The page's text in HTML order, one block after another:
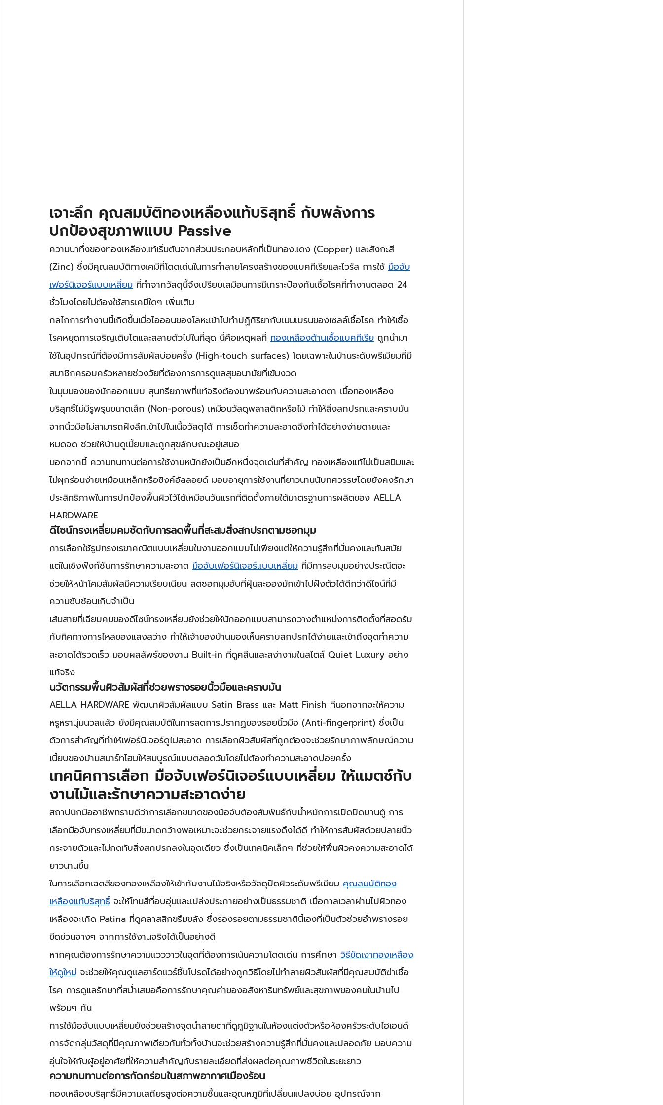
เจาะลึก คุณสมบัติทองเหลืองแท้บริสุทธิ์ กับพลังการ
ปกป้องสุขภาพแบบ Passive
ความน่าทึ่งของทองเหลืองแท้เริ่มต้นจากส่วนประกอบหลักที่เป็นทองแดง (Copper) และสังกะสี
(Zinc) ซึ่งมีคุณสมบัติทางเคมีที่โดดเด่นในการทำลายโครงสร้างของแบคทีเรียและไวรัส การใช้ มือจับ
เฟอร์นิเจอร์แบบเหลี่ยม ที่ทำจากวัสดุนี้จึงเปรียบเสมือนการมีเกราะป้องกันเชื้อโรคที่ทำงานตลอด 24
ชั่วโมงโดยไม่ต้องใช้สารเคมีใดๆ เพิ่มเติม
กลไกการทำงานนี้เกิดขึ้นเมื่อไอออนของโลหะเข้าไปทำปฏิกิริยากับเมมเบรนของเซลล์เชื้อโรค ทำให้เชื้อ
โรคหยุดการเจริญเติบโตและสลายตัวไปในที่สุด นี่คือเหตุผลที่ ทองเหลืองต้านเชื้อแบคทีเรีย ถูกนำมา
ใช้ในอุปกรณ์ที่ต้องมีการสัมผัสบ่อยครั้ง (High-touch surfaces) โดยเฉพาะในบ้านระดับพรีเมียมที่มี
สมาชิกครอบครัวหลายช่วงวัยที่ต้องการการดูแลสุขอนามัยที่เข้มงวด
ในมุมมองของนักออกแบบ สุนทรียภาพที่แท้จริงต้องมาพร้อมกับความสะอาดตา เนื้อทองเหลือง
บริสุทธิ์ไม่มีรูพรุนขนาดเล็ก (Non-porous) เหมือนวัสดุพลาสติกหรือไม้ ทำให้สิ่งสกปรกและคราบมัน
จากนิ้วมือไม่สามารถฝังลึกเข้าไปในเนื้อวัสดุได้ การเช็ดทำความสะอาดจึงทำได้อย่างง่ายดายและ
หมดจด ช่วยให้บ้านดูเนี้ยบและถูกสุขลักษณะอยู่เสมอ
นอกจากนี้ ความทนทานต่อการใช้งานหนักยังเป็นอีกหนึ่งจุดเด่นที่สำคัญ ทองเหลืองแท้ไม่เป็นสนิมและ
ไม่ผุกร่อนง่ายเหมือนเหล็กหรือซิงค์อัลลอยด์ มอบอายุการใช้งานที่ยาวนานนับทศวรรษโดยยังคงรักษา
ประสิทธิภาพในการปกป้องพื้นผิวไว้ได้เหมือนวันแรกที่ติดตั้งภายใต้มาตรฐานการผลิตของ AELLA
HARDWARE
ดีไซน์ทรงเหลี่ยมคมชัดกับการลดพื้นที่สะสมสิ่งสกปรกตามซอกมุม
การเลือกใช้รูปทรงเรขาคณิตแบบเหลี่ยมในงานออกแบบไม่เพียงแต่ให้ความรู้สึกที่มั่นคงและทันสมัย
แต่ในเชิงฟังก์ชันการรักษาความสะอาด มือจับเฟอร์นิเจอร์แบบเหลี่ยม ที่มีการลบมุมอย่างประณีตจะ
ช่วยให้หน้าโคมสัมผัสมีความเรียบเนียน ลดซอกมุมอับที่ฝุ่นละอองมักเข้าไปฝังตัวได้ดีกว่าดีไซน์ที่มี
ความซับซ้อนเกินจำเป็น
เส้นสายที่เฉียบคมของดีไซน์ทรงเหลี่ยมยังช่วยให้นักออกแบบสามารถวางตำแหน่งการติดตั้งที่สอดรับ
กับทิศทางการไหลของแสงสว่าง ทำให้เจ้าของบ้านมองเห็นคราบสกปรกได้ง่ายและเข้าถึงจุดทำความ
สะอาดได้รวดเร็ว มอบผลลัพธ์ของงาน Built-in ที่ดูคลีนและสง่างามในสไตล์ Quiet Luxury อย่าง
แท้จริง
นวัตกรรมพื้นผิวสัมผัสที่ช่วยพรางรอยนิ้วมือและคราบมัน
AELLA HARDWARE พัฒนาผิวสัมผัสแบบ Satin Brass และ Matt Finish ที่นอกจากจะให้ความ
หรูหรานุ่มนวลแล้ว ยังมีคุณสมบัติในการลดการปรากฏของรอยนิ้วมือ (Anti-fingerprint) ซึ่งเป็น
ตัวการสำคัญที่ทำให้เฟอร์นิเจอร์ดูไม่สะอาด การเลือกผิวสัมผัสที่ถูกต้องจะช่วยรักษาภาพลักษณ์ความ
เนี้ยบของบ้านสมาร์ทโฮมให้สมบูรณ์แบบตลอดวันโดยไม่ต้องทำความสะอาดบ่อยครั้ง
เทคนิคการเลือก มือจับเฟอร์นิเจอร์แบบเหลี่ยม ให้แมตช์กับ
งานไม้และรักษาความสะอาดง่าย
สถาปนิกมืออาชีพทราบดีว่าการเลือกขนาดของมือจับต้องสัมพันธ์กับน้ำหนักการเปิดปิดบานตู้ การ
เลือกมือจับทรงเหลี่ยมที่มีขนาดกว้างพอเหมาะจะช่วยกระจายแรงดึงได้ดี ทำให้การสัมผัสด้วยปลายนิ้ว
กระจายตัวและไม่กดทับสิ่งสกปรกลงในจุดเดียว ซึ่งเป็นเทคนิคเล็กๆ ที่ช่วยให้พื้นผิวคงความสะอาดได้
ยาวนานขึ้น
ในการเลือกเฉดสีของทองเหลืองให้เข้ากับงานไม้จริงหรือวัสดุปิดผิวระดับพรีเมียม คุณสมบัติทอง
เหลืองแท้บริสุทธิ์ จะให้โทนสีที่อบอุ่นและเปล่งประกายอย่างเป็นธรรมชาติ เมื่อกาลเวลาผ่านไปผิวทอง
เหลืองจะเกิด Patina ที่ดูคลาสสิกขรึมขลัง ซึ่งร่องรอยตามธรรมชาตินี้เองที่เป็นตัวช่วยอำพรางรอย
ขีดข่วนจางๆ จากการใช้งานจริงได้เป็นอย่างดี
หากคุณต้องการรักษาความแวววาวในจุดที่ต้องการเน้นความโดดเด่น การศึกษา วิธีขัดเงาทองเหลือง
ให้ดูใหม่ จะช่วยให้คุณดูแลฮาร์ดแวร์ชิ้นโปรดได้อย่างถูกวิธีโดยไม่ทำลายผิวสัมผัสที่มีคุณสมบัติฆ่าเชื้อ
โรค การดูแลรักษาที่สม่ำเสมอคือการรักษาคุณค่าของอสังหาริมทรัพย์และสุขภาพของคนในบ้านไป
พร้อมๆ กัน
การใช้มือจับแบบเหลี่ยมยังช่วยสร้างจุดนำสายตาที่ดูภูมิฐานในห้องแต่งตัวหรือห้องครัวระดับไฮเอนด์
การจัดกลุ่มวัสดุที่มีคุณภาพเดียวกันทั่วทั้งบ้านจะช่วยสร้างความรู้สึกที่มั่นคงและปลอดภัย มอบความ
อุ่นใจให้กับผู้อยู่อาศัยที่ให้ความสำคัญกับรายละเอียดที่ส่งผลต่อคุณภาพชีวิตในระยะยาว
ความทนทานต่อการกัดกร่อนในสภาพอากาศเมืองร้อน
ทองเหลืองบริสุทธิ์มีความเสถียรสูงต่อความชื้นและอุณหภูมิที่เปลี่ยนแปลงบ่อย อุปกรณ์จาก